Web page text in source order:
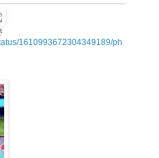
1610993672304349189/ph